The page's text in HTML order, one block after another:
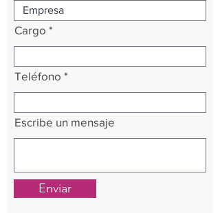
Cargo
Teléfono
Escribe un mensaje
Enviar